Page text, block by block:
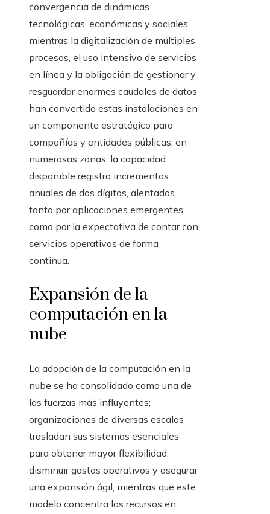
convergencia de dinámicas
tecnológicas, económicas y sociales,
mientras la digitalización de múltiples
procesos, el uso intensivo de servicios
en línea y la obligación de gestionar y
resguardar enormes caudales de datos
han convertido estas instalaciones en
un componente estratégico para
compañías y entidades públicas; en
numerosas zonas, la capacidad
disponible registra incrementos
anuales de dos dígitos, alentados
tanto por aplicaciones emergentes
como por la expectativa de contar con
servicios operativos de forma
continua.
Expansión de la
computación en la
nube
La adopción de la computación en la
nube se ha consolidado como una de
las fuerzas más influyentes;
organizaciones de diversas escalas
trasladan sus sistemas esenciales
para obtener mayor flexibilidad,
disminuir gastos operativos y asegurar
una expansión ágil, mientras que este
modelo concentra los recursos en